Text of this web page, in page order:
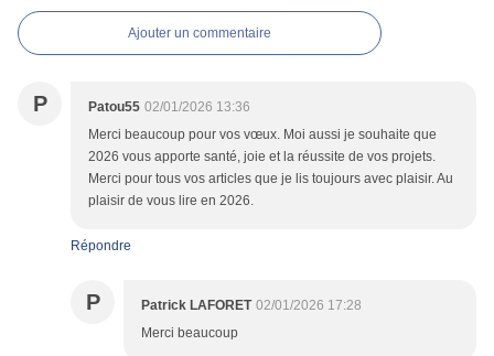
Ajouter un commentaire
P Patou55 02/01/2026 13:36
Merci beaucoup pour vos vœux. Moi aussi je souhaite que
2026 vous apporte santé, joie et la réussite de vos projets.
Merci pour tous vos articles que je lis toujours avec plaisir. Au
plaisir de vous lire en 2026.
Répondre
P Patrick LAFORET 02/01/2026 17:28
Merci beaucoup